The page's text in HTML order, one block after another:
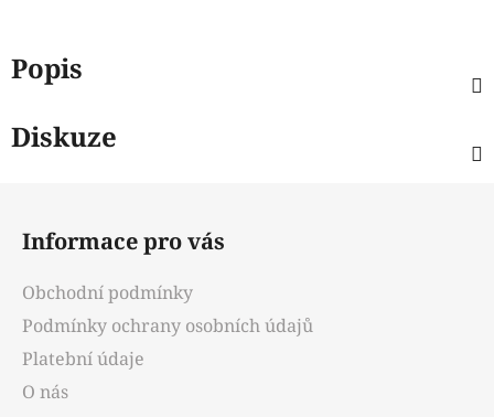
Popis
Diskuze
Informace pro vás
Obchodní podmínky
Podmínky ochrany osobních údajů
Platební údaje
O nás